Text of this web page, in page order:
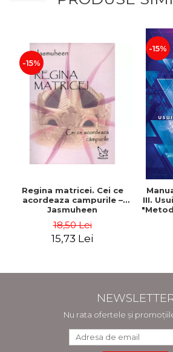
-15%
Regina matricei. Cei ce
acordeaza campurile –
Jasmuheen
18,50 Lei
15,73 Lei
-15%
III.
Nu rata ofertele și